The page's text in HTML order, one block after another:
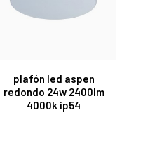
plafón led aspen
redondo 24w 2400lm
4000k ip54